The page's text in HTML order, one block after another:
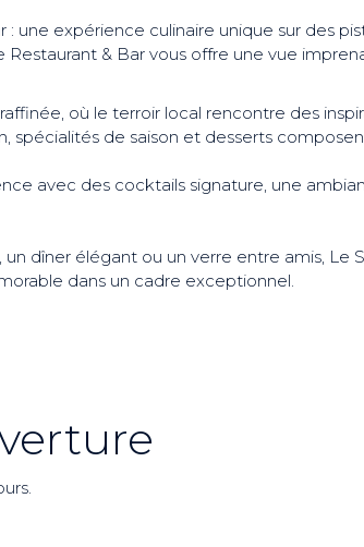
une expérience culinaire unique sur des
& Bar vous offre une vue
où le terroir local rencontre des
spécialités de saison et desserts
avec des cocktails signature, une
dîner élégant ou un verre entre amis, Le
dans un cadre exceptionnel.